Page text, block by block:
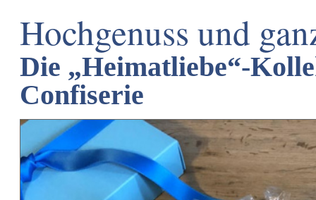
Hochgenuss und
Die „Heimatliebe“-
Confiserie